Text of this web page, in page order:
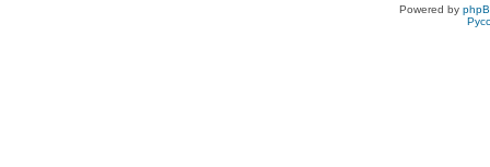
Powered by